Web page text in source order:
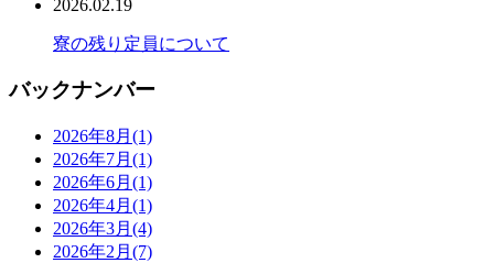
2026.02.19
寮の残り定員について
バックナンバー
2026年8月 (1)
2026年7月 (1)
2026年6月 (1)
2026年4月 (1)
2026年3月 (4)
2026年2月 (7)